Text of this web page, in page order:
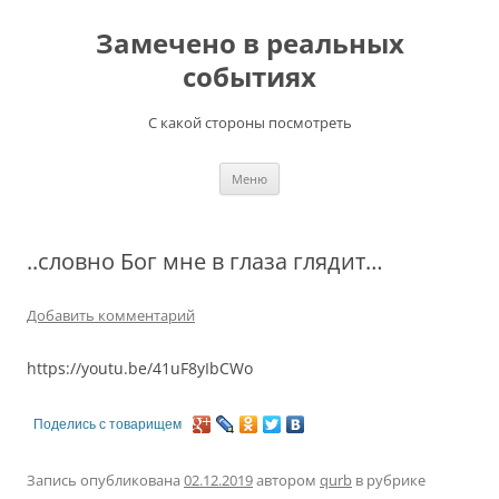
содержимомуЗамечено в реальных
событиях
С какой стороны посмотреть
Меню
..словно Бог мне в глаза глядит…
Добавить комментарий
https://youtu.be/41uF8yIbCWo
Поделись с товарищем
Запись опубликована 02.12.2019автором qurb в рубрике